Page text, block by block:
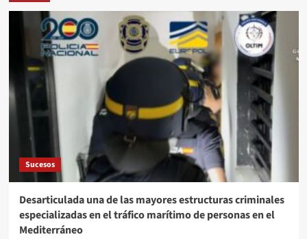
Sucesos
Desarticulada una de las mayores estructuras criminales
especializadas en el tráfico marítimo de personas en el
Mediterráneo